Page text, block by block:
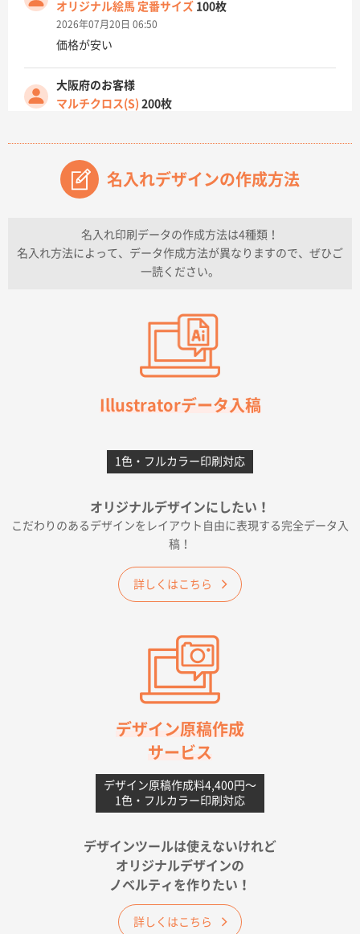
オリジナル絵馬 定番サイズ 100枚
2026年07月20日 06:50
価格が安い
大阪府のお客様
マルチクロス(S) 200枚
原稿データ流用が可能で価格が妥当なこと
兵庫県のお客様
チケットホルダー ダブルポケット
上記のとおりです。
柳さんの対応が素晴らしかった。
フレキソレジ袋 Uバッグ 35号
5000枚
2026年06月28日 15:14
千葉県A社様
2026年06月19日 09:41
価格 大丈夫そうな会社に見えた
大阪府のお客様
A4フルカラークリアファイル1000枚
【ポリ】特別ご注文ページ1000枚
2026年06月08日 17:38
対応の速さ、丁寧さ、提案など
不織布フラットバッグ（A4縦サイズ）1000枚
2026年05月25日 15:10
が決め手です
佐賀県A社様
2026年05月23日 16:24
名入れデザインの作成方法
名入れ印刷データの作成方法は4種類！
名入れ方法によって、データ作成方法が異なりますので、ぜひご
一読ください。
Illustratorデータ入稿
1色・フルカラー印刷対応
オリジナルデザインにしたい！
こだわりのあるデザインをレイアウト自由に表現する完全データ入
稿！
詳しくはこちら
デザイン原稿作成
サービス
デザイン原稿作成料4,400円〜
1色・フルカラー印刷対応
デザインツールは使えないけれど
オリジナルデザインの
ノベルティを作りたい！
詳しくはこちら